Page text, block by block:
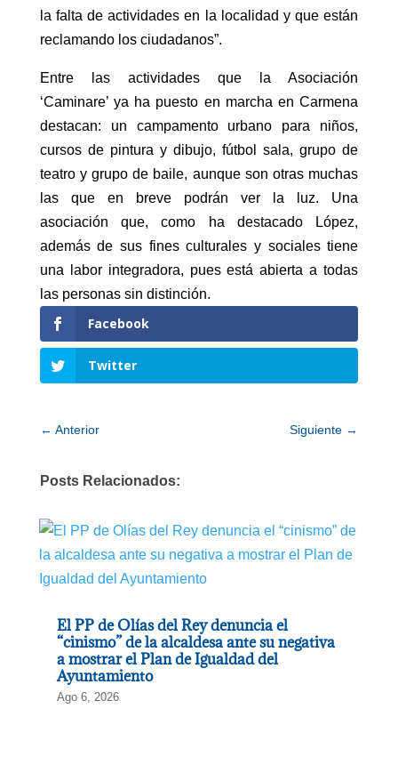
la falta de actividades en la localidad y que están
reclamando los ciudadanos”.
Entre las actividades que la Asociación
‘Caminare’ ya ha puesto en marcha en Carmena
destacan: un campamento urbano para niños,
cursos de pintura y dibujo, fútbol sala, grupo de
teatro y grupo de baile, aunque son otras muchas
las que en breve podrán ver la luz. Una
asociación que, como ha destacado López,
además de sus fines culturales y sociales tiene
una labor integradora, pues está abierta a todas
las personas sin distinción.
Facebook
Twitter
← Anterior Siguiente →
Posts Relacionados:
El PP de Olías del Rey denuncia el
“cinismo” de la alcaldesa ante su negativa
a mostrar el Plan de Igualdad del
Ayuntamiento
Ago 6, 2026